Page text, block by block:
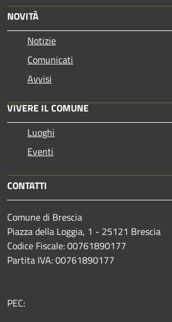
NOVITÀ
Notizie
Comunicati
Avvisi
VIVERE IL COMUNE
Luoghi
Eventi
CONTATTI
Comune di Brescia
Piazza della Loggia, 1 - 25121 Brescia
Codice Fiscale: 00761890177
Partita IVA: 00761890177
PEC: